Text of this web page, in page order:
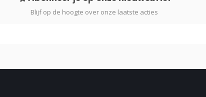
Blijf op de hoogte over onze laatste acties